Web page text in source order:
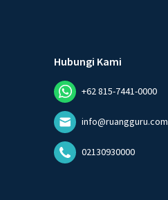
Hubungi Kami
+62 815-7441-0000
info@ruangguru.com
02130930000